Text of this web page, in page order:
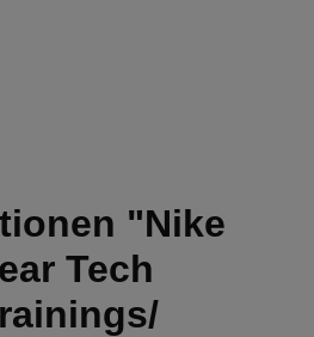
nicht verfügbar.)
ist zurzeit nicht verfügbar.)
"Nike
Tech